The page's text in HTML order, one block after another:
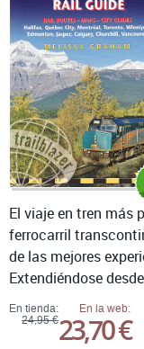
En tienda:
24,95 €
En la web:
23,70 €
El viaje en tren más
ferrocarril
de las mejores
Extendiéndose